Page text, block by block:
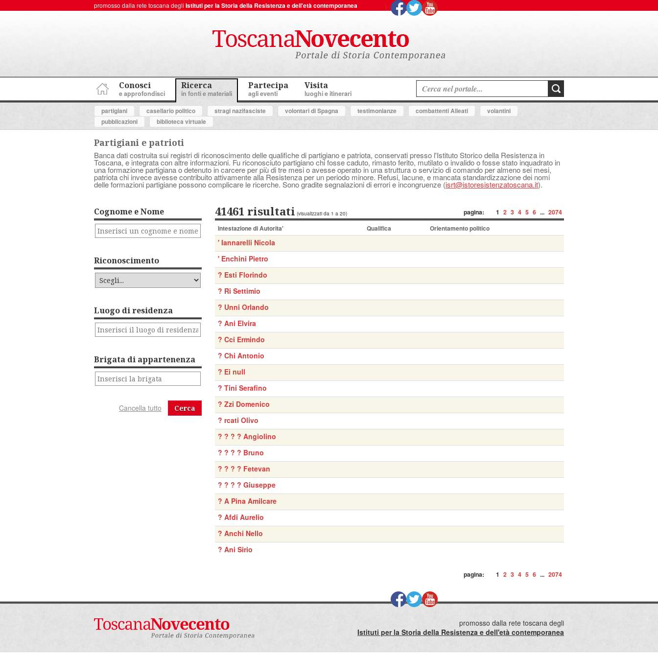
promosso dalla rete toscana degli Istituti per la Storia della Resistenza e dell'età contemporanea
Conosci
e approfondisci
Ricerca
in fonti e materiali
Partecipa
agli eventi
Visita
luoghi e itinerari
partigiani
casellario politico stragi nazifasciste volontari di Spagna testimonianze combattenti Alleati
volantini
pubblicazioni
biblioteca virtuale
Partigiani e patrioti
Banca dati costruita sui registri di riconoscimento delle qualifiche di partigiano e patriota, conservati presso l'Istituto Storico della Resistenza in
Toscana, e integrata con altre informazioni. Fu riconosciuto partigiano chi fosse caduto, rimasto ferito, mutilato o invalido o fosse stato inquadrato in
una formazione partigiana o detenuto in carcere per più di tre mesi o avesse operato in una struttura o servizio di comando per almeno sei mesi,
patriota chi invece avesse contribuito attivamente alla Resistenza per un periodo minore. Refusi, lacune, e mancata standardizzazione dei nomi
delle formazioni partigiane possono complicare le ricerche. Sono gradite segnalazioni di errori e incongruenze (isrt@istoresistenzatoscana.it).
Cognome e Nome
Riconoscimento
Luogo di residenza
Brigata di appartenenza
Cerca
pagina: 1 2 3 4 5 6 ... 2074
41461 risultati (visualizzati da 1 a 20)
Intestazione di Autorita' Qualifica Orientamento politico
' Iannarelli Nicola
' Enchini Pietro
? Esti Florindo
? Ri Settimio
? Unni Orlando
? Ani Elvira
? Cci Ermindo
? Chi Antonio
? Ei null
? Tini Serafino
? Zzi Domenico
? rcati Olivo
? ? ? ? Angiolino
? ? ? ? Bruno
? ? ? ? Fetevan
? ? ? ? Giuseppe
? A Pina Amilcare
? Afdi Aurelio
? Anchi Nello
? Ani Sirio
pagina: 1 2 3 4 5 6 ... 2074
promosso dalla rete toscana degli
Istituti per la Storia della Resistenza e dell'età contemporanea